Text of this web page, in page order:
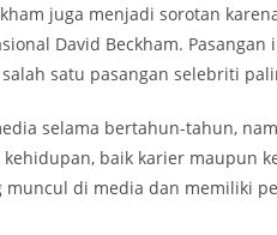
juga menjadi sorotan
David Beckham.
satu pasangan selebriti
selama bertahun-tahun,
baik karier maupun
muncul di media dan memiliki